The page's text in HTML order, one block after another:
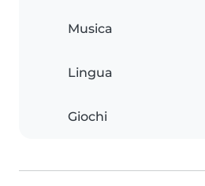
Musica
Lingua
Giochi